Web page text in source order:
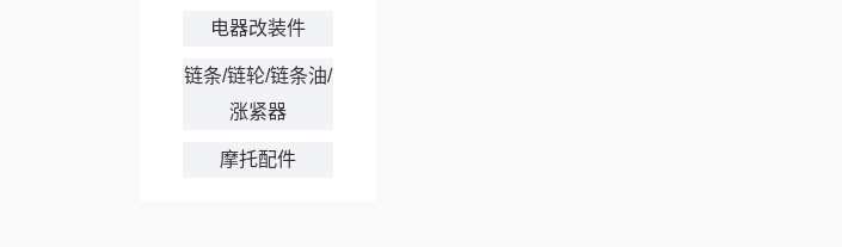
电器改装件
链条/链轮/链条油/
涨紧器
摩托配件